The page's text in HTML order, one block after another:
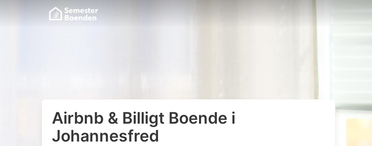
Airbnb & Billigt Boende i
Johannesfred